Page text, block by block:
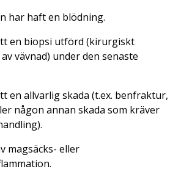
har haft en blödning.
en biopsi utförd (kirurgiskt
vävnad) under den senaste
en allvarlig skada (t.ex. benfraktur,
någon annan skada som kräver
magsäcks- eller